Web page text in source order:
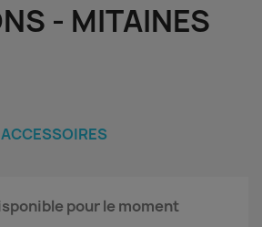
- MITAINES
ACCESSOIRES
pour le moment